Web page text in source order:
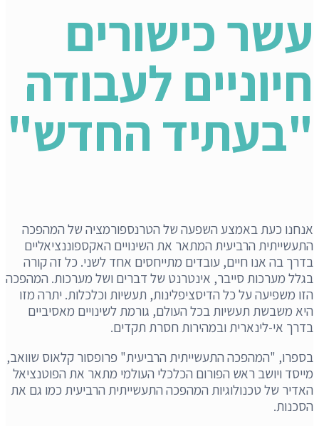
עשר כישורים
חיוניים לעבודה
"בעתיד החדש"
אנחנו כעת באמצע השפעה של הטרנספורמציה של המהפכה
התעשייתית הרביעית המתאר את השינויים האקספוננציאליים
בדרך בה אנו חיים, עובדים מתייחסים אחד לשני. כל זה קורה
בגלל מערכות סייבר, אינטרנט של דברים ושל מערכות. המהפכה
הזו משפיעה על כל הדיסציפלינות, תעשיות וכלכלות. יתרה מזו
היא משבשת תעשיות בכל העולם, גורמת לשינויים מאסיביים
בדרך אי-לינארית ובמהירות חסרת תקדים.
בספרו, "המהפכה התעשייתית הרביעית" פרופסור קלאוס שוואב,
מייסד ויושב ראש הפורום הכלכלי העולמי מתאר את הפוטנציאל
האדיר של טכנולוגיות המהפכה התעשייתית הרביעית כמו גם את
הסכנות.